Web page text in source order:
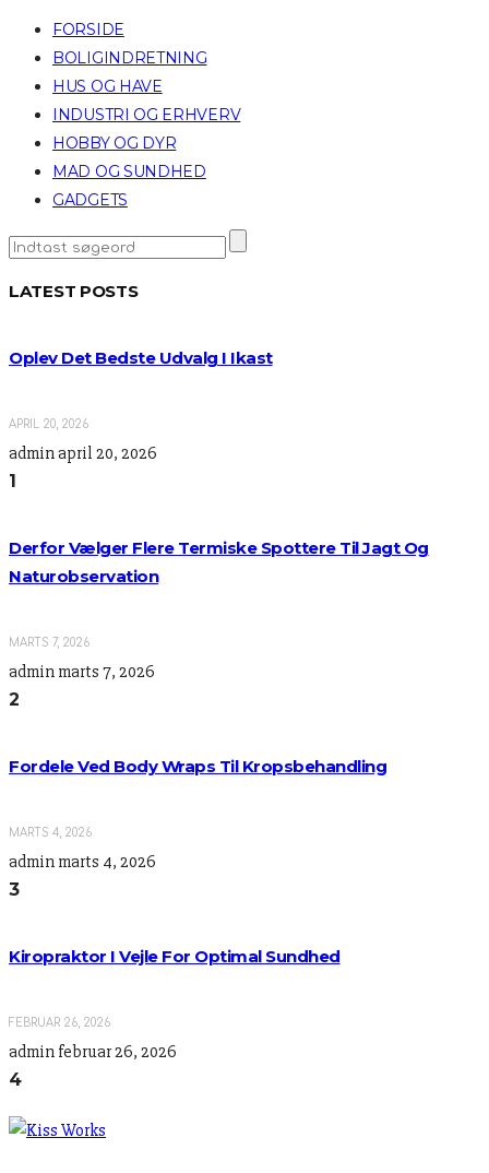
FORSIDE
BOLIGINDRETNING
HUS OG HAVE
INDUSTRI OG ERHVERV
HOBBY OG DYR
MAD OG SUNDHED
GADGETS
LATEST POSTS
Oplev Det Bedste Udvalg I Ikast
APRIL 20, 2026
adminapril 20, 2026
1
Derfor Vælger Flere Termiske Spottere Til Jagt Og
Naturobservation
MARTS 7, 2026
admin marts 7, 2026
2
Fordele Ved Body Wraps Til Kropsbehandling
MARTS 4, 2026
admin marts 4, 2026
3
Kiropraktor I Vejle For Optimal Sundhed
FEBRUAR 26, 2026
admin februar 26, 2026
4